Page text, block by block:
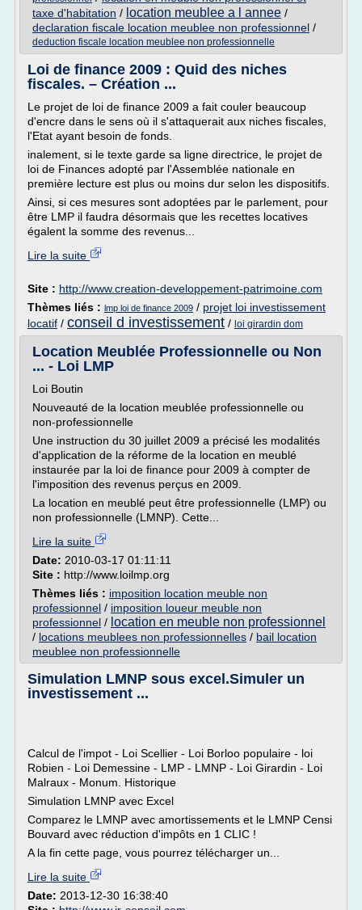
taxe d'habitation / location meublee a l annee /
declaration fiscale location meublee non professionnel /
deduction fiscale location meublee non professionnelle
Loi de finance 2009 : Quid des niches
fiscales. – Création ...
Le projet de loi de finance 2009 a fait couler beaucoup
d'encre dans le sens où il s'attaquerait aux niches fiscales,
l'Etat ayant besoin de fonds.
inalement, si le texte garde sa ligne directrice, le projet de
loi de Finances adopté par l'Assemblée nationale en
première lecture est plus ou moins dur selon les dispositifs.
Ainsi, si ces mesures sont adoptées par le parlement, pour
être LMP il faudra désormais que les recettes locatives
égalent la somme des revenus...
Lire la suite
Site : http://www.creation-developpement-patrimoine.com
Thèmes liés : lmp loi de finance 2009 / projet loi investissement
locatif / conseil d investissement / loi girardin dom
Location Meublée Professionnelle ou Non
... - Loi LMP
Loi Boutin
Nouveauté de la location meublée professionnelle ou
non-professionnelle
Une instruction du 30 juillet 2009 a précisé les modalités
d'application de la réforme de la location en meublé
instaurée par la loi de finance pour 2009 à compter de
l'imposition des revenus perçus en 2009.
La location en meublé peut être professionnelle (LMP) ou
non professionnelle (LMNP). Cette...
Lire la suite
Date: 2010-03-17 01:11:11
Site : http://www.loilmp.org
Thèmes liés : imposition location meuble non
professionnel / imposition loueur meuble non
professionnel / location en meuble non professionnel
/ locations meublees non professionnelles / bail location
meublee non professionnelle
Simulation LMNP sous excel.Simuler un
investissement ...
Calcul de l'impot - Loi Scellier - Loi Borloo populaire - loi
Robien - Loi Demessine - LMP - LMNP - Loi Girardin - Loi
Malraux - Monum. Historique
Simulation LMNP avec Excel
Comparez le LMNP avec amortissements et le LMNP Censi
Bouvard avec réduction d'impôts en 1 CLIC !
A la fin cette page, vous pourrez télécharger un...
Lire la suite
Date: 2013-12-30 16:38:40